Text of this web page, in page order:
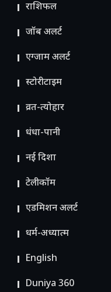
राशिफल
जॉब अलर्ट
एग्जाम अलर्ट
स्टोरीटाइम
व्रत-त्योहार
धंधा-पानी
नई दिशा
टेलीकॉम
ए​डमिशन अलर्ट
धर्म-अध्यात्म
English
Duniya 360